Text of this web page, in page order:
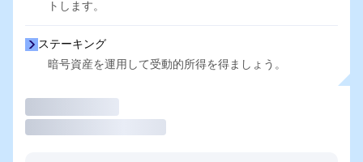
トします。
ステーキング
暗号資産を運用して受動的所得を得ましょう。